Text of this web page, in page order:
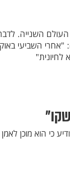
השנייה.
"אחרי השביעי
כי הוא מוכן לאמן